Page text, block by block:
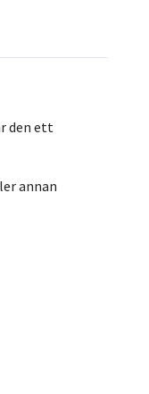
den ett
annan